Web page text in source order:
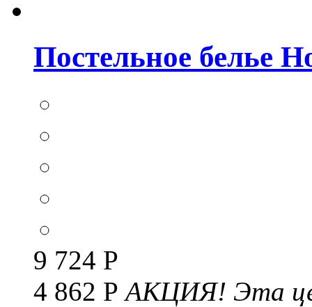
Постельное белье
9 724 Р
4 862 Р АКЦИЯ! Эта